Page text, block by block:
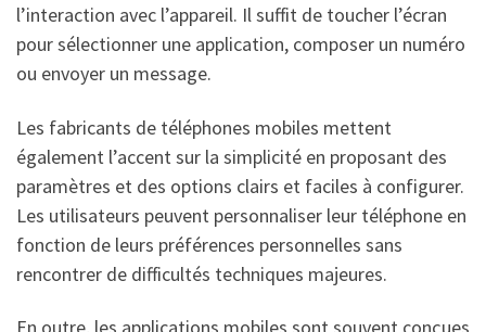
l’interaction avec l’appareil. Il suffit de toucher l’écran
pour sélectionner une application, composer un numéro
ou envoyer un message.
Les fabricants de téléphones mobiles mettent
également l’accent sur la simplicité en proposant des
paramètres et des options clairs et faciles à configurer.
Les utilisateurs peuvent personnaliser leur téléphone en
fonction de leurs préférences personnelles sans
rencontrer de difficultés techniques majeures.